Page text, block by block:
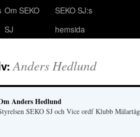
Om SEKO
SJ
SEKO SJ:s
hemsida
Anders Hedlund
Anders Hedlund
SEKO SJ och Vice ordf Klubb Mälartåg